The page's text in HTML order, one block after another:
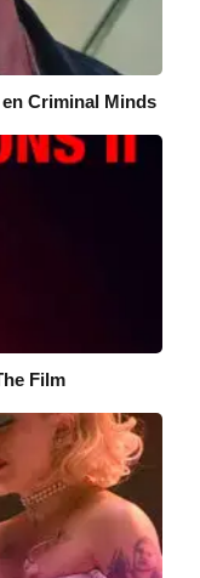
Criminal Minds
Film